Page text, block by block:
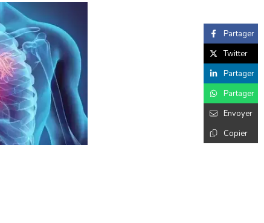
Partager
Twitter
Partager
Partager
Envoyer
Copier